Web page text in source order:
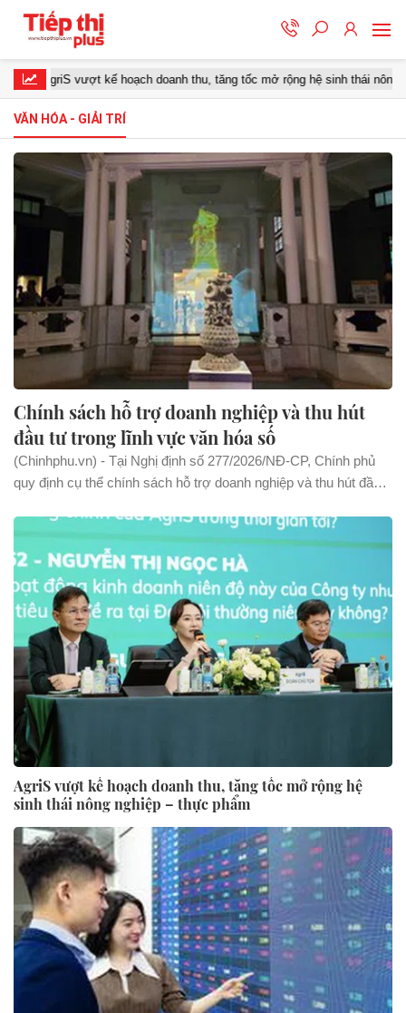
AgriS vượt kế hoạch doanh thu, tăng tốc mở rộng hệ sinh thái nông
VĂN HÓA - GIẢI TRÍ
Chính sách hỗ trợ doanh nghiệp và thu hút
đầu tư trong lĩnh vực văn hóa số
(Chinhphu.vn) - Tại Nghị định số 277/2026/NĐ-CP, Chính phủ
quy định cụ thể chính sách hỗ trợ doanh nghiệp và thu hút đầu
AgriS vượt kế hoạch doanh thu, tăng tốc mở rộng hệ
sinh thái nông nghiệp – thực phẩm